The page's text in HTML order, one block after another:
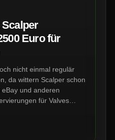
Euro für
nicht einmal regulär
da wittern Scalper schon
und anderen
für Valves
oft nur eine